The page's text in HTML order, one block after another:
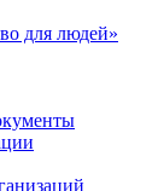
для людей»